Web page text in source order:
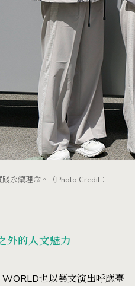
永續理念。（Photo Credit：
外的人文魅力
也以藝文演出呼應臺